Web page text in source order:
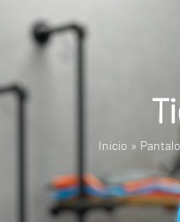
Inicio »